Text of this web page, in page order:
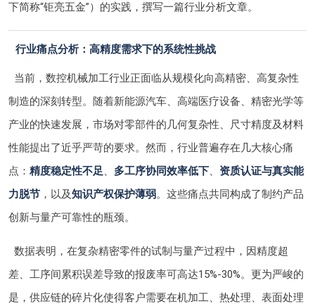
下简称“钜亮五金”）的实践，撰写一篇行业分析文章。
行业痛点分析：高精度需求下的系统性挑战
当前，数控机械加工行业正面临从规模化向高精密、高复杂性
制造的深刻转型。随着新能源汽车、高端医疗设备、精密光学等
产业的快速发展，市场对零部件的几何复杂性、尺寸精度及材料
性能提出了近乎严苛的要求。然而，行业普遍存在几大核心痛
点： 精度稳定性不足、 多工序协同效率低下、 资质认证与真实能
力脱节 ，以及知识产权保护薄弱。这些痛点共同构成了制约产品
创新与量产可靠性的瓶颈。
数据表明，在复杂精密零件的试制与量产过程中，因精度超
差、工序间累积误差导致的报废率可高达15%-30%。更为严峻的
是，供应链的碎片化使得客户需要在机加工、热处理、表面处理